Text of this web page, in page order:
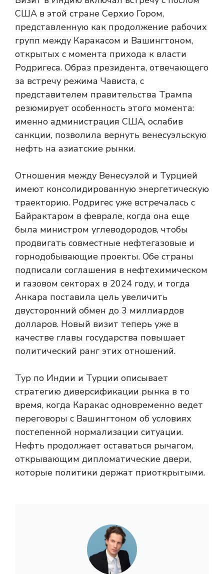
США в этой стране Серхио Гором,
представленную как продолжение рабочих
групп между Каракасом и Вашингтоном,
открытых с момента прихода к власти
Родригеса. Образ президента, отвечающего
за встречу режима Чависта, с
представителем правительства Трампа
резюмирует особенность этого момента:
именно администрация США, ослабив
санкции, позволила вернуть венесуэльскую
нефть на азиатские рынки.
Отношения между Венесуэлой и Турцией
имеют консолидированную энергетическую
траекторию. Родригес уже встречалась с
Байрактаром в феврале, когда она еще
была министром углеводородов, чтобы
продвигать совместные нефтегазовые и
горнодобывающие проекты. Обе страны
подписали соглашения в нефтехимическом
и газовом секторах в 2024 году, и тогда
Анкара поставила цель увеличить
двусторонний обмен до 3 миллиардов
долларов. Новый визит теперь уже в
качестве главы государства повышает
политический ранг этих отношений.
Тур по Индии и Турции описывает
стратегию диверсификации рынка в то
время, когда Каракас одновременно ведет
переговоры с Вашингтоном об условиях
постепенной нормализации ситуации.
Нефть продолжает оставаться рычагом,
открывающим дипломатические двери,
которые политики держат приоткрытыми.